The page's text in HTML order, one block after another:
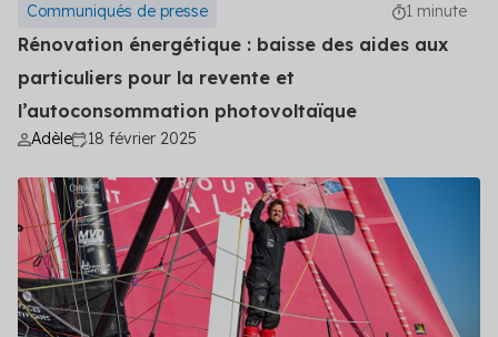
Communiqués de presse 1 minute
Rénovation énergétique : baisse des aides aux
particuliers pour la revente et
l’autoconsommation photovoltaïque
Adèle 18 février 2025